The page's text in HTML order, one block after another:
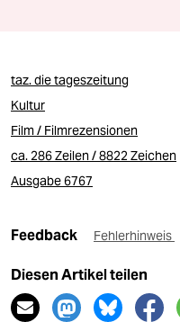
taz. die tageszeitung
Kultur
Film / Filmrezensionen
ca. 286 Zeilen / 8822 Zeichen
Ausgabe 6767
Feedback Fehlerhinweis
Diesen Artikel teilen